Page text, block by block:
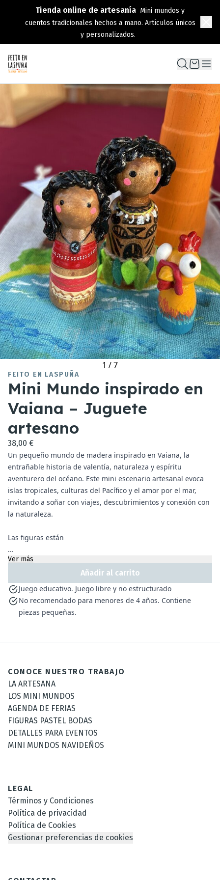
Tienda online de artesanía Mini mundos y
cuentos tradicionales hechos a mano. Artículos únicos
y personalizados.
1 /7
FEITO EN LASPUÑA
Mini Mundo inspirado en
Vaiana – Juguete
artesano
38,00 €
Un pequeño mundo de madera inspirado en Vaiana, la
entrañable historia de valentía, naturaleza y espíritu
aventurero del océano. Este mini escenario artesanal evoca
islas tropicales, culturas del Pacífico y el amor por el mar,
invitando a soñar con viajes, descubrimientos y conexión con
la naturaleza.
Las figuras están
...
Ver más
Añadir al carrito
Juego educativo. Juego libre y no estructurado
No recomendado para menores de 4 años. Contiene
piezas pequeñas.
CONOCE NUESTRO TRABAJO
LA ARTESANA
LOS MINI MUNDOS
AGENDA DE FERIAS
FIGURAS PASTEL BODAS
DETALLES PARA EVENTOS
MINI MUNDOS NAVIDEÑOS
LEGAL
Términos y Condiciones
Política de privacidad
Política de Cookies
Gestionar preferencias de cookies